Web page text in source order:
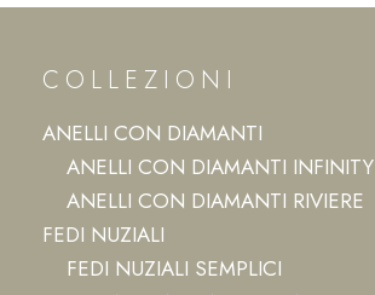
COLLEZIONI
ANELLI CON DIAMANTI
ANELLI CON DIAMANTI INFINITY
ANELLI CON DIAMANTI RIVIERE
FEDI NUZIALI
FEDI NUZIALI SEMPLICI